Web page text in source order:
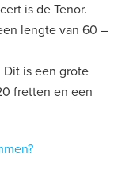
is de Tenor.
lengte van 60 –
Dit is een grote
fretten en een